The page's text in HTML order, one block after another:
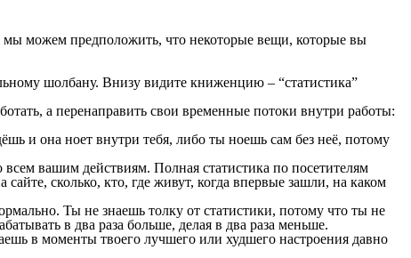
можем предположить, что некоторые вещи, которые вы
шолбану. Внизу видите книженцию – “статистика”
а перенаправить свои временные потоки внутри работы:
и она ноет внутри тебя, либо ты ноешь сам без неё, потому
вашим действиям. Полная статистика по посетителям
сколько, кто, где живут, когда впервые зашли, на каком
Ты не знаешь толку от статистики, потому что ты не
в два раза больше, делая в два раза меньше.
в моменты твоего лучшего или худшего настроения давно